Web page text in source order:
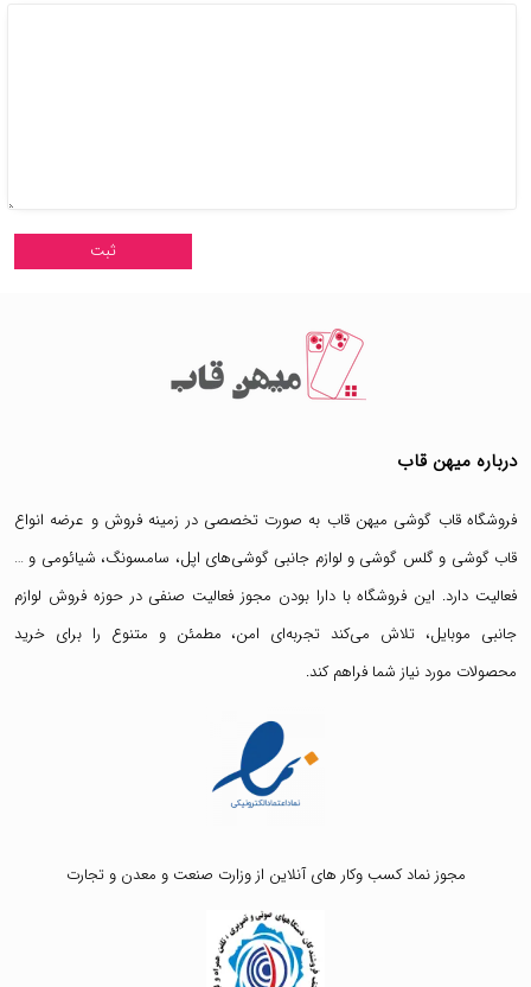
درباره میهن قاب
فروشگاه قاب گوشی میهن قاب به صورت تخصصی در زمینه فروش و عرضه انواع
قاب گوشی وگلس گوشی و لوازم جانبی گوشی‌های اپل، سامسونگ، شیائومی و …
فعالیت دارد. این فروشگاه با دارا بودن مجوز فعالیت صنفی در حوزه فروش لوازم
جانبی موبایل، تلاش می‌کند تجربه‌ای امن، مطمئن و متنوع را برای خرید
محصولات مورد نیاز شما فراهم کند.
مجوز نماد کسب وکار های آنلاین از وزارت صنعت و معدن و تجارت